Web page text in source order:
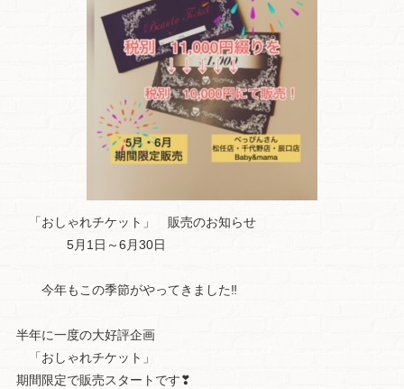
「おしゃれチケット」 販売のお知らせ
5月1日～6月30日
今年もこの季節がやってきました‼
半年に一度の大好評企画
「おしゃれチケット」
期間限定で販売スタートです❣